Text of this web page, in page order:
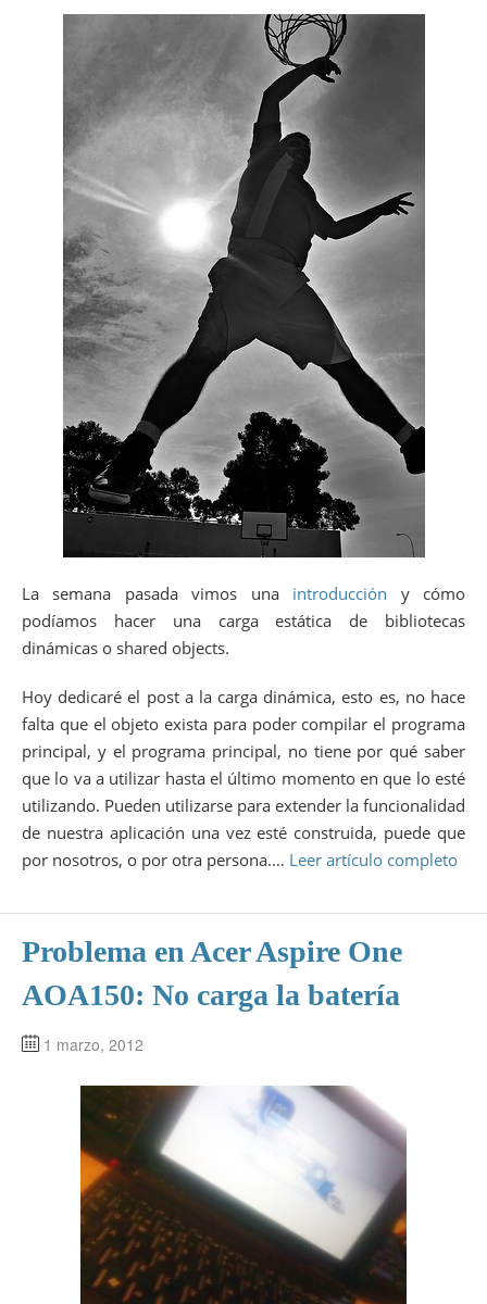
La semana pasada vimos una introducción y cómo
podíamos hacer una carga estática de bibliotecas
dinámicas o shared objects.
Hoy dedicaré el post a la carga dinámica, esto es, no hace
falta que el objeto exista para poder compilar el programa
principal, y el programa principal, no tiene por qué saber
que lo va a utilizar hasta el último momento en que lo esté
utilizando. Pueden utilizarse para extender la funcionalidad
de nuestra aplicación una vez esté construida, puede que
por nosotros, o por otra persona.… Leer artículo completo
Problema en Acer Aspire One
AOA150: No carga la batería
1 marzo, 2012